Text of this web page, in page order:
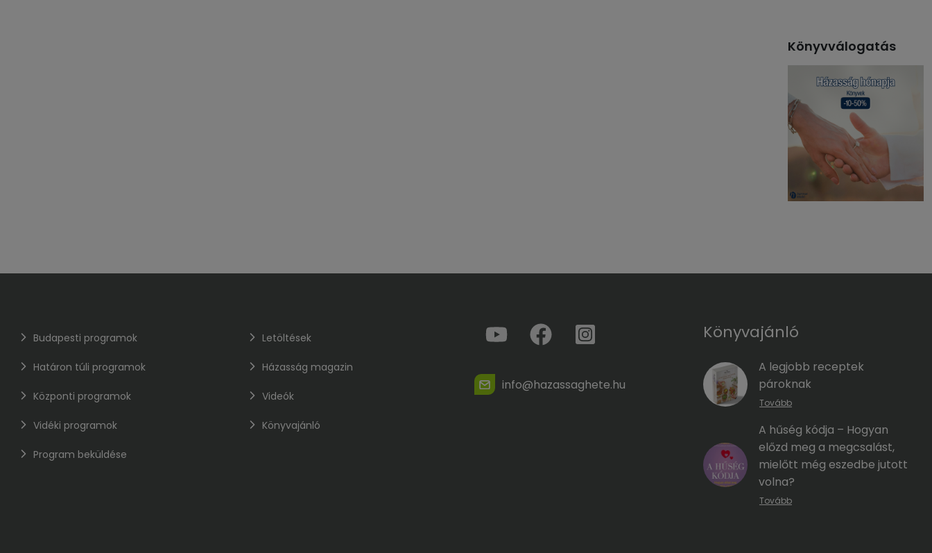
Könyvválogatás
Budapesti programok
Határon túli programok
Központi programok
Vidéki programok
Program beküldése
Letöltések
Házasság magazin
Videók
Könyvajánló
info@hazassaghete.hu
Könyvajánló
A legjobb receptek
pároknak
Tovább
A hűség kódja – Hogyan
előzd meg a megcsalást,
mielőtt még eszedbe jutott
volna?
Tovább